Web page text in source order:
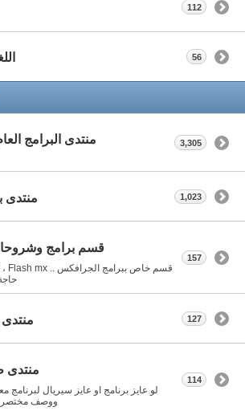
112
56
منتدى البرامج
3,305
منتدى 1,023
قسم برامج
157
منتدى 127
منتدى
لو عايز برنامج او عايز سيريال لبرنامج
ووصف مختصر
114